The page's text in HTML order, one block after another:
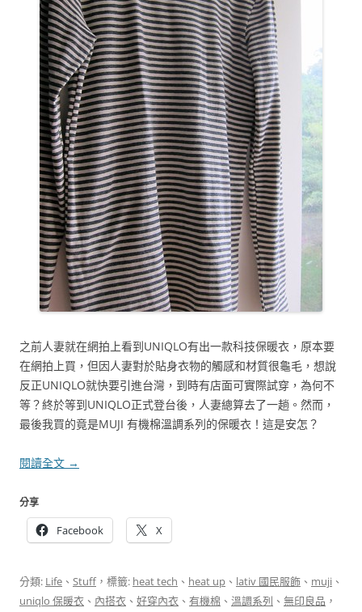
之前人妻就在網拍上看到UNIQLO有出一款科技保暖衣，原本要
在網拍上買，但因人妻對於貼身衣物的觸感和材質很龜毛，想說
反正UNIQLO就快要引進台灣，到時有店面可實際試穿，為何不
等？終於等到UNIQLO正式登台後，人妻總算去了一趟。然而，
最後我買的竟是MUJI 有機棉溫調系列的保暖衣！這是安怎？
閱讀全文 →
分享
Facebook X
分類: Life 、 Stuff，標籤: heat tech 、 heat up 、 lativ 國民服飾 、 muji 、
uniqlo 保暖衣 、 內搭衣 、 好穿內衣 、 有機棉 、 溫調系列 、 無印良品 ，